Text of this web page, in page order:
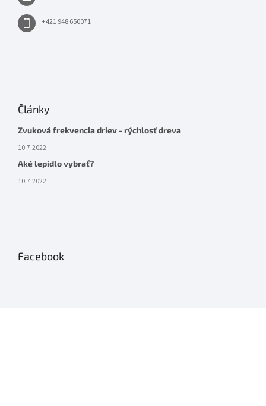
+421 948 650071
Články
Zvuková frekvencia driev - rýchlosť dreva
10.7.2022
Aké lepidlo vybrať?
10.7.2022
Facebook